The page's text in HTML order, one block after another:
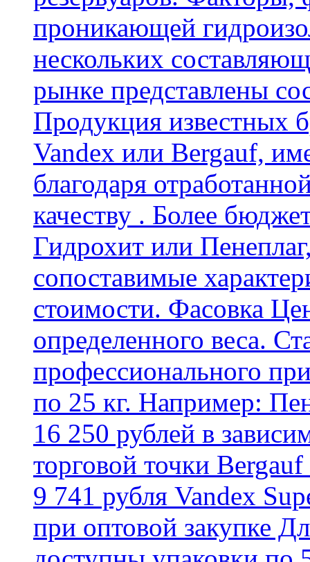
проникающей
нескольких
рынке представлены
Продукция известных
Vandex или Bergauf,
благодаря
качеству . Более
Гидрохит или
сопоставимые
стоимости. Фасовка
определенного веса.
профессионального
по 25 кг. Например:
16 250 рублей в
торговой точки
9 741 рубля Vandex
при оптовой закупке